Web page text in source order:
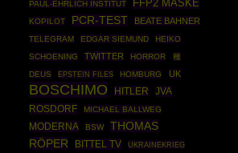
PAUL-EHRLICH INSTITUT FFP2 MASKE
KOPILOT PCR-TEST BEATE BAHNER
TELEGRAM EDGAR SIEMUND
HEIKO
SCHOENING
TWITTER HORROR
種
DEUS
EPSTEIN FILES HOMBURG UK
BOSCHIMO HITLER
JVA
ROSDORF
MICHAEL BALLWEG
MODERNA BSW
THOMAS
RÖPER
BITTEL TV
UKRAINEKRIEG